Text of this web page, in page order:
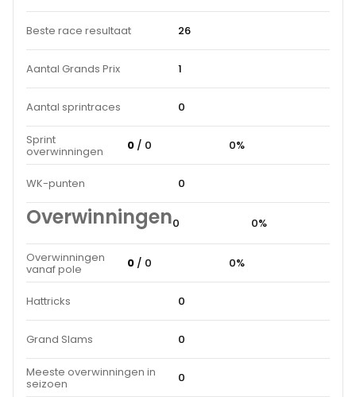
Beste race resultaat 26
Aantal Grands Prix 1
Aantal sprintraces 0
Sprint
overwinningen 0 / 0 0%
WK-punten 0
Overwinningen0 0%
Overwinningen
vanaf pole 0 / 0 0%
Hattricks 0
Grand Slams 0
Meeste overwinningen in
seizoen 0